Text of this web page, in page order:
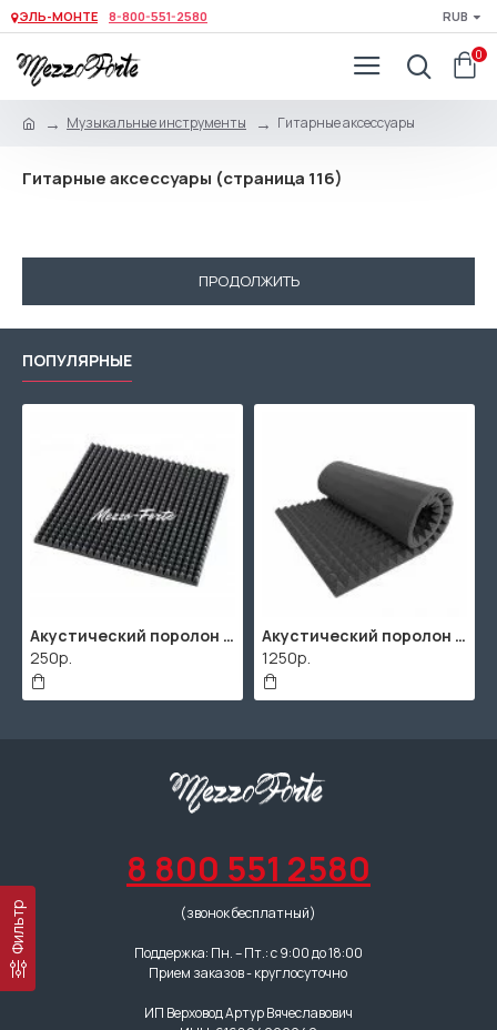
ЭЛЬ-МОНТЕ 8-800-551-2580 RUB
0
Музыкальные инструменты Гитарные аксессуары
Гитарные аксессуары (страница 116)
Фильтр
ПРОДОЛЖИТЬ
ПОПУЛЯРНЫЕ
Акустический поролон "Пирамида" / 480x480х30мм / Темно-серый
250р.
Акустический поролон "Пирамида" / 2000х1000мм
1250р.
8 800 551 2580
(звонок бесплатный)
Поддержка: Пн. – Пт.: с 9:00 до 18:00
Прием заказов - круглосуточно
ИП Верховод Артур Вячеславович